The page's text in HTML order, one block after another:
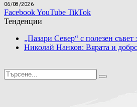
06/08/2026
FacebookYouTube TikTok
Тенденции
„Пазари Север“ с полезен съвет
Николай Нанков: Вярата и